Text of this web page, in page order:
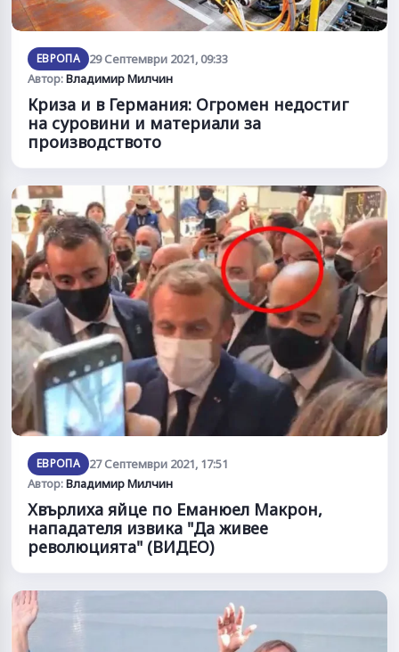
ЕВРОПА
29 Септември 2021, 09:33
Автор:Владимир Милчин
Криза и в Германия: Огромен недостиг
на суровини и материали за
производството
ЕВРОПА
27 Септември 2021, 17:51
Автор:Владимир Милчин
Хвърлиха яйце по Еманюел Макрон,
нападателя извика "Да живее
революцията" (ВИДЕО)